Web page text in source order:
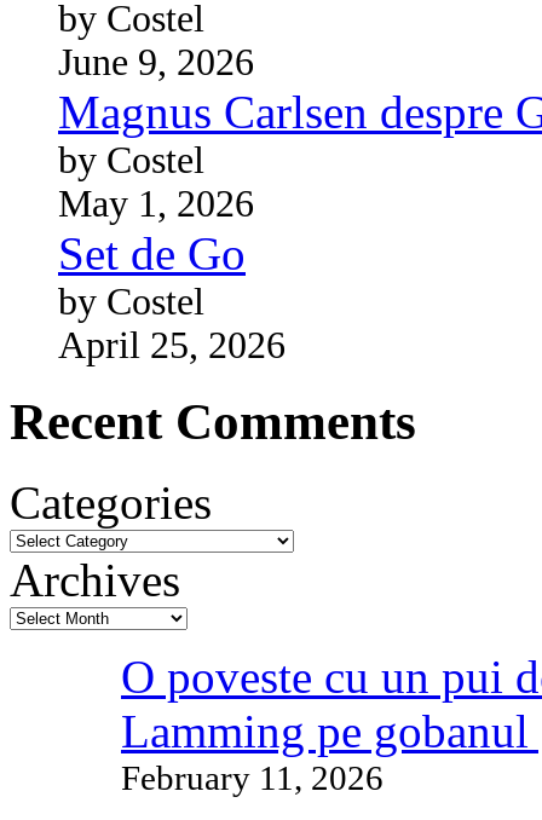
by Costel
June 9, 2026
Magnus Carlsen despre
by Costel
May 1, 2026
Set de Go
by Costel
April 25, 2026
Recent Comments
Categories
Archives
O poveste cu un pui
Lamming pe gobanul
February 11, 2026